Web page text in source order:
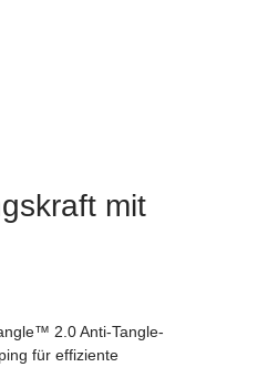
mit
2.0 Anti-Tangle-
für effiziente